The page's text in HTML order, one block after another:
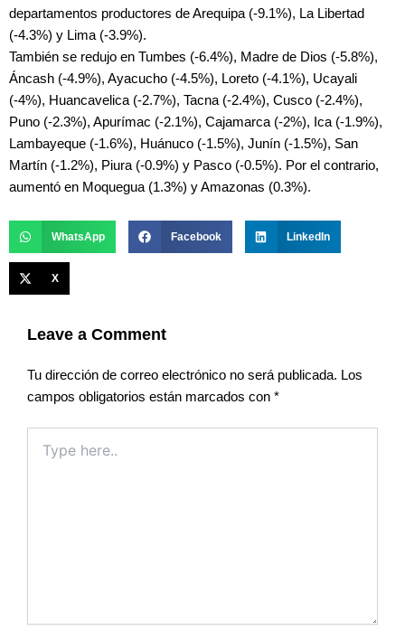
departamentos productores de Arequipa (-9.1%), La Libertad
(-4.3%) y Lima (-3.9%).
También se redujo en Tumbes (-6.4%), Madre de Dios (-5.8%),
Áncash (-4.9%), Ayacucho (-4.5%), Loreto (-4.1%), Ucayali
(-4%), Huancavelica (-2.7%), Tacna (-2.4%), Cusco (-2.4%),
Puno (-2.3%), Apurímac (-2.1%), Cajamarca (-2%), Ica (-1.9%),
Lambayeque (-1.6%), Huánuco (-1.5%), Junín (-1.5%), San
Martín (-1.2%), Piura (-0.9%) y Pasco (-0.5%). Por el contrario,
aumentó en Moquegua (1.3%) y Amazonas (0.3%).
WhatsApp Facebook LinkedIn
X
Leave a Comment
Tu dirección de correo electrónico no será publicada. Los
campos obligatorios están marcados con *
here..